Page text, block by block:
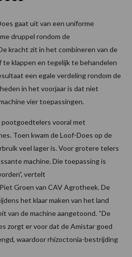
gaat uit van een uniforme
druppel rondom de
kracht zit in het combineren van de
klappen en tegelijk te behandelen
een egale verdeling rondom de
in het voorjaar is dat niet
vier toepassingen.
pootgoedtelers vooral met
Toen kwam de Loof-Does op de
veel lager is. Voor grotere telers
machine. Die toepassing is
vertelt
Groen van CAV Agrotheek. De
het klaar maken van het land
van de machine aangetoond. “De
zorgt er voor dat de Amistar goed
waardoor rhizoctonia-bestrijding